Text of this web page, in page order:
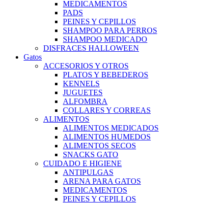
MEDICAMENTOS
PADS
PEINES Y CEPILLOS
SHAMPOO PARA PERROS
SHAMPOO MEDICADO
DISFRACES HALLOWEEN
Gatos
ACCESORIOS Y OTROS
PLATOS Y BEBEDEROS
KENNELS
JUGUETES
ALFOMBRA
COLLARES Y CORREAS
ALIMENTOS
ALIMENTOS MEDICADOS
ALIMENTOS HUMEDOS
ALIMENTOS SECOS
SNACKS GATO
CUIDADO E HIGIENE
ANTIPULGAS
ARENA PARA GATOS
MEDICAMENTOS
PEINES Y CEPILLOS